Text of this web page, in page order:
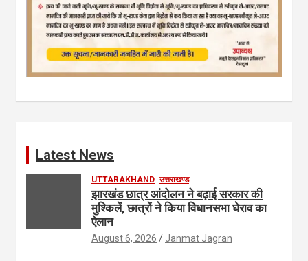
Latest News
UTTARAKHAND उत्तराखण्ड
झारखंड छात्र आंदोलन ने बढ़ाई सरकार की
मुश्किलें, छात्रों ने किया विधानसभा घेराव का
ऐलान
August 6, 2026 Janmat Jagran